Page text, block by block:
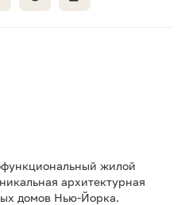
жилой
архитектурная
домов Нью-Йорка.